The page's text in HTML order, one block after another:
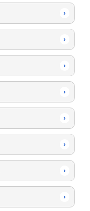
›
›
›
›
›
›
›
›